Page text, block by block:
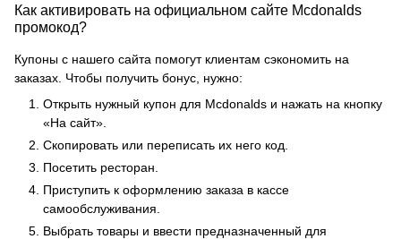
Как активировать на официальном сайте Mcdonalds
промокод?
Купоны с нашего сайта помогут клиентам сэкономить на
заказах. Чтобы получить бонус, нужно:
Открыть нужный купон для Mcdonalds и нажать на кнопку
«На сайт».
Скопировать или переписать их него код.
Посетить ресторан.
Приступить к оформлению заказа в кассе
самообслуживания.
Выбрать товары и ввести предназначенный для